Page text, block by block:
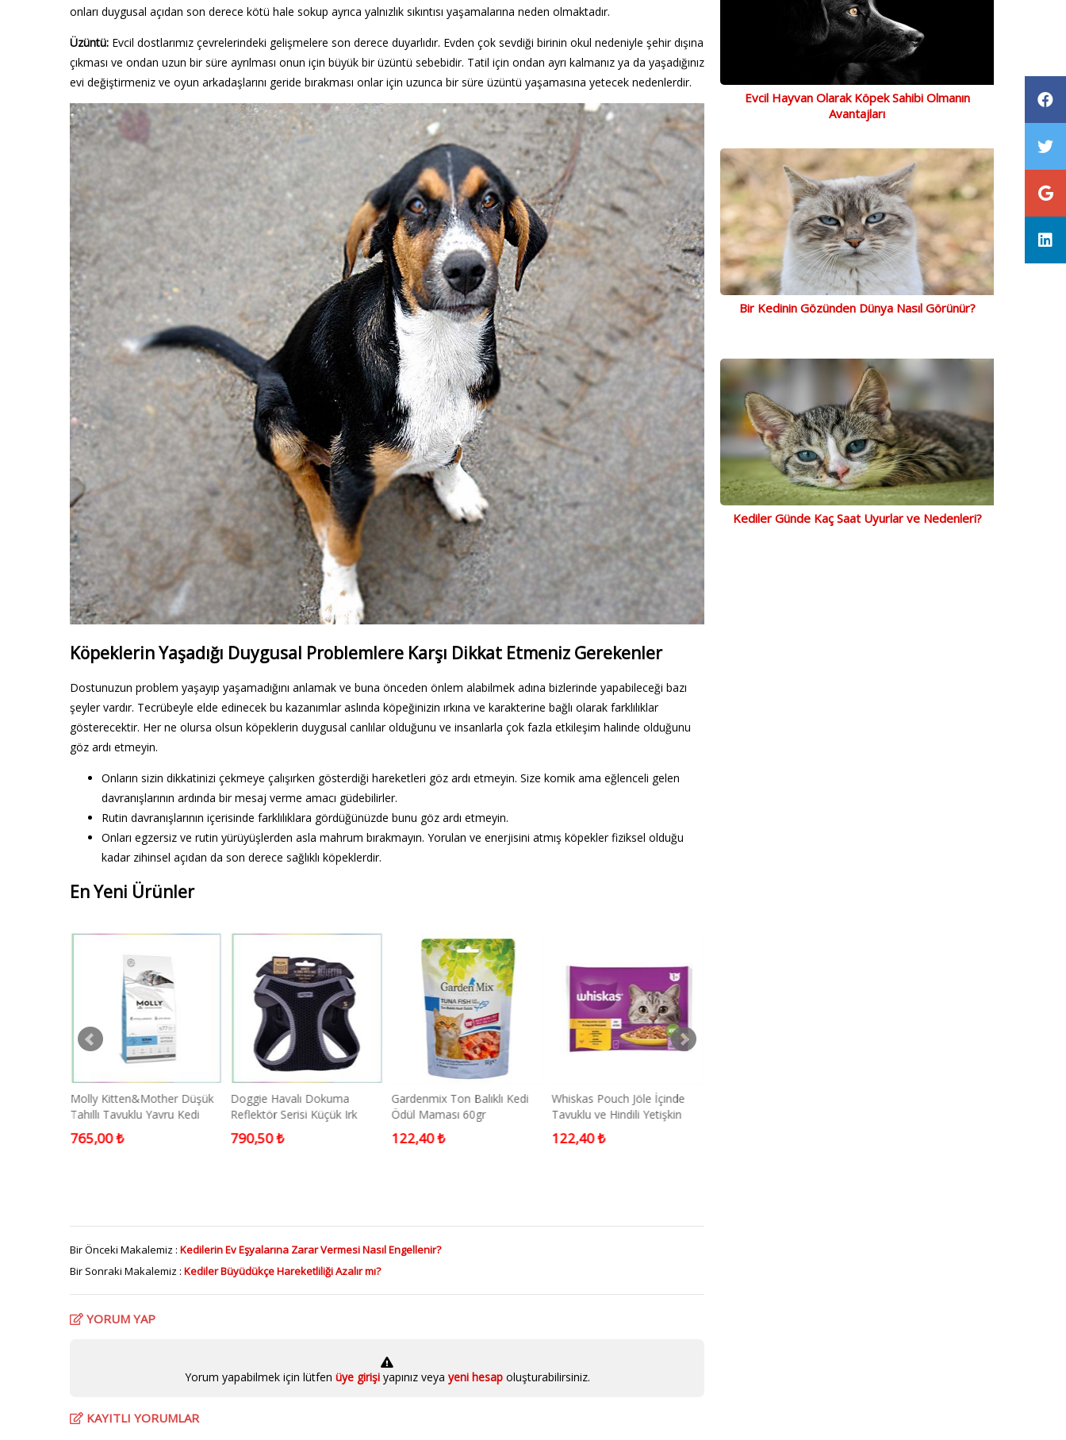
onları duygusal açıdan son derece kötü hale sokup ayrıca yalnızlık sıkıntısı yaşamalarına neden olmaktadır.
Üzüntü: Evcil dostlarımız çevrelerindeki gelişmelere son derece duyarlıdır. Evden çok sevdiği birinin okul nedeniyle şehir dışına
çıkması ve ondan uzun bir süre ayrılması onun için büyük bir üzüntü sebebidir. Tatil için ondan ayrı kalmanız ya da yaşadığınız
evi değiştirmeniz ve oyun arkadaşlarını geride bırakması onlar için uzunca bir süre üzüntü yaşamasına yetecek nedenlerdir.
Köpeklerin Yaşadığı Duygusal Problemlere Karşı Dikkat Etmeniz Gerekenler
Dostunuzun problem yaşayıp yaşamadığını anlamak ve buna önceden önlem alabilmek adına bizlerinde yapabileceği bazı
şeyler vardır. Tecrübeyle elde edinecek bu kazanımlar aslında köpeğinizin ırkına ve karakterine bağlı olarak farklılıklar
gösterecektir. Her ne olursa olsun köpeklerin duygusal canlılar olduğunu ve insanlarla çok fazla etkileşim halinde olduğunu
göz ardı etmeyin.
Onların sizin dikkatinizi çekmeye çalışırken gösterdiği hareketleri göz ardı etmeyin. Size komik ama eğlenceli gelen
davranışlarının ardında bir mesaj verme amacı güdebilirler.
Rutin davranışlarının içerisinde farklılıklara gördüğünüzde bunu göz ardı etmeyin.
Onları egzersiz ve rutin yürüyüşlerden asla mahrum bırakmayın. Yorulan ve enerjisini atmış köpekler fiziksel olduğu
kadar zihinsel açıdan da son derece sağlıklı köpeklerdir.
En Yeni Ürünler
Molly Kitten&Mother Düşük
Tahıllı Tavuklu Yavru Kedi
Maması 2 Kg
765,00 ₺
Doggie Havalı Dokuma
Reflektör Serisi Küçük Irk
Köpek Göğüs Tasması Siyah
S 32-38cm
790,50 ₺
Gardenmix Ton Balıklı Kedi
Ödül Maması 60gr
122,40 ₺
Whiskas Pouch Jöle İçinde
Tavuklu ve Hindili Yetişkin
Kedi Konservesi 85gr (4'lü)
122,40 ₺
Bir Önceki Makalemiz : Kedilerin Ev Eşyalarına Zarar Vermesi Nasıl Engellenir?
Bir Sonraki Makalemiz : Kediler Büyüdükçe Hareketliliği Azalır mı?
YORUM YAP
Yorum yapabilmek için lütfen üye girişi yapınız veya yeni hesapoluşturabilirsiniz.
KAYITLI YORUMLAR
Evcil Hayvan Olarak Köpek Sahibi Olmanın
Avantajları
Bir Kedinin Gözünden Dünya Nasıl Görünür?
Kediler Günde Kaç Saat Uyurlar ve Nedenleri?